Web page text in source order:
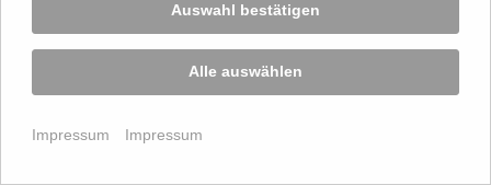
Auswahl bestätigen
Alle auswählen
Impressum Impressum